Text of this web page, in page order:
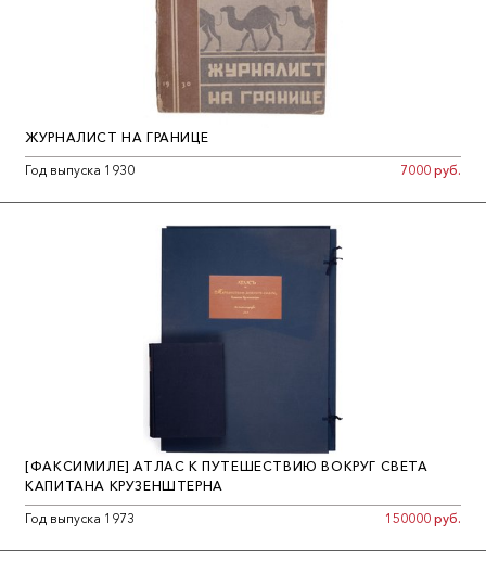
ЖУРНАЛИСТ НА ГРАНИЦЕ
Год выпуска 1930
7000 руб.
[ФАКСИМИЛЕ] АТЛАС К ПУТЕШЕСТВИЮ ВОКРУГ СВЕТА
КАПИТАНА КРУЗЕНШТЕРНА
Год выпуска 1973
150000 руб.